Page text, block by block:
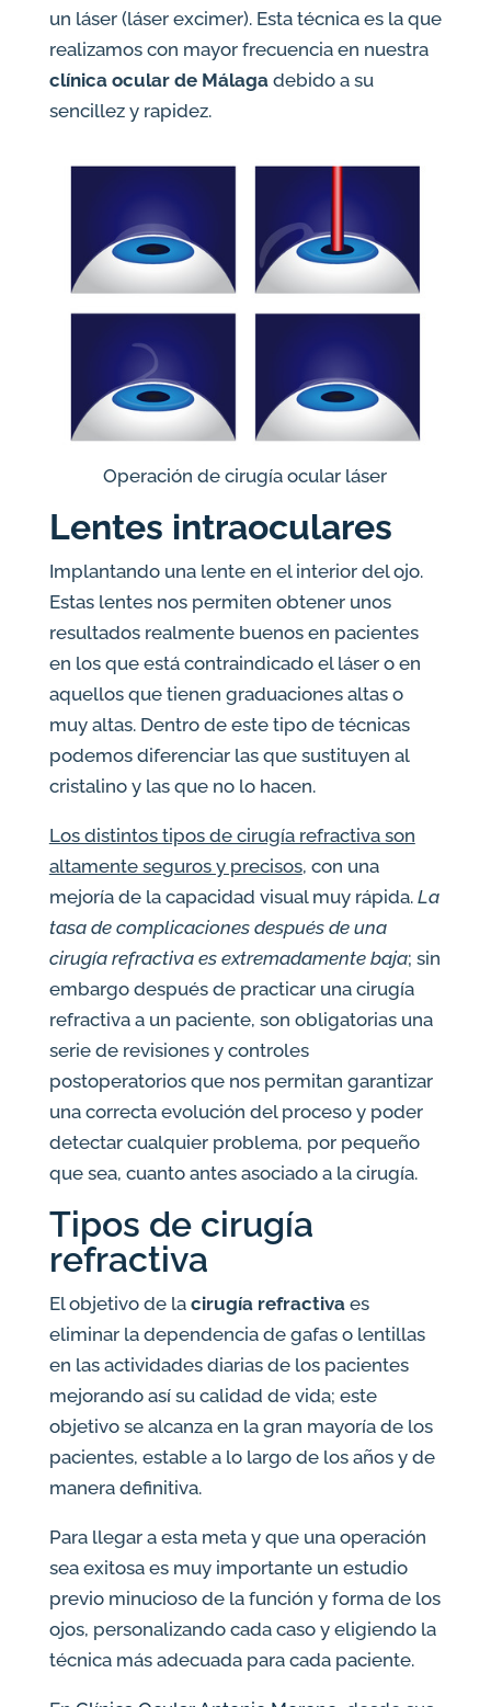
un láser (láser excimer). Esta técnica es la que
realizamos con mayor frecuencia en nuestra
clínica ocular de Málagadebido a su
sencillez y rapidez.
Operación de cirugía ocular láser
Lentes intraoculares
Implantando una lente en el interior del ojo.
Estas lentes nos permiten obtener unos
resultados realmente buenos en pacientes
en los que está contraindicado el láser o en
aquellos que tienen graduaciones altas o
muy altas. Dentro de este tipo de técnicas
podemos diferenciar las que sustituyen al
cristalino y las que no lo hacen.
Los distintos tipos de cirugía refractiva son
altamente seguros y precisos, con una
mejoría de la capacidad visual muy rápida. La
tasa de complicaciones después de una
cirugía refractiva es extremadamente baja; sin
embargo después de practicar una cirugía
refractiva a un paciente, son obligatorias una
serie de revisiones y controles
postoperatorios que nos permitan garantizar
una correcta evolución del proceso y poder
detectar cualquier problema, por pequeño
que sea, cuanto antes asociado a la cirugía.
Tipos de cirugía
refractiva
El objetivo de la cirugía refractivaes
eliminar la dependencia de gafas o lentillas
en las actividades diarias de los pacientes
mejorando así su calidad de vida; este
objetivo se alcanza en la gran mayoría de los
pacientes, estable a lo largo de los años y de
manera definitiva.
Para llegar a esta meta y que una operación
sea exitosa es muy importante un estudio
previo minucioso de la función y forma de los
ojos, personalizando cada caso y eligiendo la
técnica más adecuada para cada paciente.